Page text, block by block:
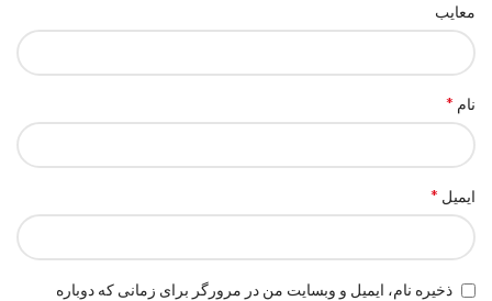
معایب
نام *
ایمیل *
ذخیره نام، ایمیل و وبسایت من در مرورگر برای زمانی که دوباره